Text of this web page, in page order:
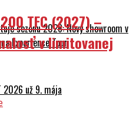
sezónu 2026: Nový showroom v
Experience Tour
2026 už 9. mája
TFC (2027) –
v limitovanej